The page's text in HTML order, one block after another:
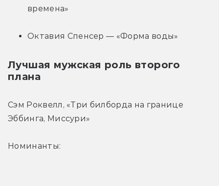
времена»
Октавия Спенсер — «Форма воды»
Лучшая мужская роль второго
плана
Сэм Роквелл, «Три билборда на границе
Эббинга, Миссури»
Номинанты: